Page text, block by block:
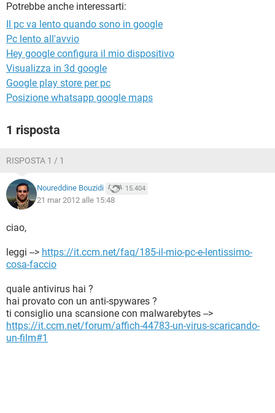
Potrebbe anche interessarti:
Il pc va lento quando sono in google
Pc lento all'avvio
Hey google configura il mio dispositivo
Visualizza in 3d google
Google play store per pc
Posizione whatsapp google maps
1 risposta
RISPOSTA 1 / 1
Noureddine Bouzidi 15.404
21 mar 2012 alle 15:48
ciao,
leggi --> https://it.ccm.net/faq/185-il-mio-pc-e-lentissimo-
cosa-faccio
quale antivirus hai ?
hai provato con un anti-spywares ?
ti consiglio una scansione con malwarebytes -->
https://it.ccm.net/forum/affich-44783-un-virus-scaricando-
un-film#1